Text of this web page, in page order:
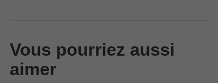
Vous pourriez aussi
aimer